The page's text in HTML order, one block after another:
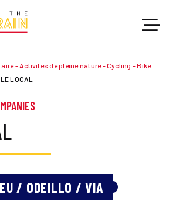
-Activités de pleine nature-Cycling -Bike
LE LOCAL
/ ODEILLO / VIA